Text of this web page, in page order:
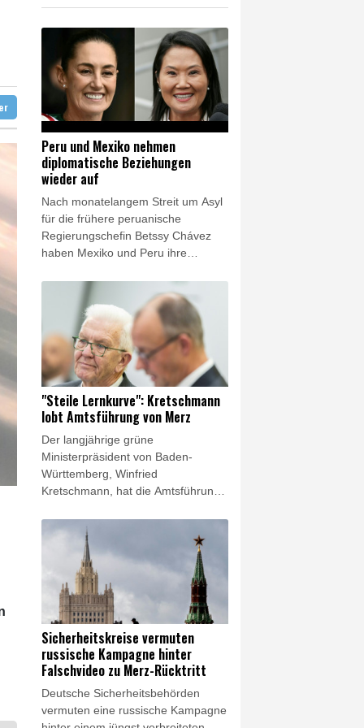
wegen Sabotage
Peru und Mexiko nehmen
diplomatische Beziehungen
wieder auf
Nach monatelangem Streit um Asyl
für die frühere peruanische
Regierungschefin Betssy Chávez
haben Mexiko und Peru ihre
aufgenommen. Das teilten beide
Seiten am Freitag in einer
gemeinsamen Erklärung mit.
Chávez habe ausreisen dürfen und
befinde sich auf dem Weg nach
Mexiko, sagte die mexikanische
Präsidentin Claudia Sheinbaum vor
Journalisten.
"Steile Lernkurve": Kretschmann
lobt Amtsführung von Merz
Der langjährige grüne
Ministerpräsident von Baden-
Württemberg, Winfried
Kretschmann, hat die Amtsführung
(CDU) gelobt. Merz habe vor der
Übernahme des Amts keine
Regierungserfahrung gehabt und
"dafür eine steile Lernkurve"
demonstriert, sagte der Grünen-
Politiker der "Süddeutschen
Zeitung" vom Samstag. Vor allem in
der Außenpolitik, die ja auch die
Innenpolitik berühre, habe Merz ein
gutes Auftreten: "Da gibt es nichts
zu kritisieren", sagte Kretschmann.
Sicherheitskreise vermuten
russische Kampagne hinter
Falschvideo zu Merz-Rücktritt
Deutsche Sicherheitsbehörden
vermuten eine russische Kampagne